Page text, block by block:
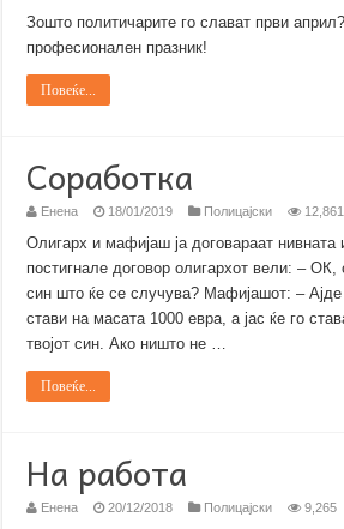
Зошто политичарите го слават први
професионален празник!
Повеќе...
Соработка
Енена 18/01/2019 Полицајски 12,861
Олигарх и мафијаш ја договараат нивната
постигнале договор олигархот вели: – ОК,
син што ќе се случува? Мафијашот: –
стави на масата 1000 евра, а јас ќе го
твојот син. Ако ништо не …
Повеќе...
На работа
Енена 20/12/2018 Полицајски 9,265